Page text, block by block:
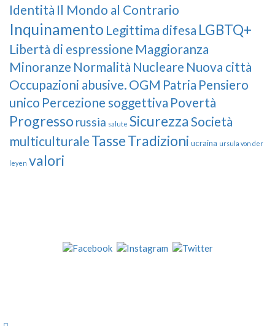
Identità Il Mondo al Contrario
Inquinamento Legittima difesa LGBTQ+
Libertà di espressione Maggioranza
Minoranze Normalità Nucleare Nuova città
Occupazioni abusive. OGM Patria Pensiero
unico Percezione soggettiva Povertà
Progresso russia salute Sicurezza Società
multiculturale TasseTradizioni ucraina ursula von der
leyen valori